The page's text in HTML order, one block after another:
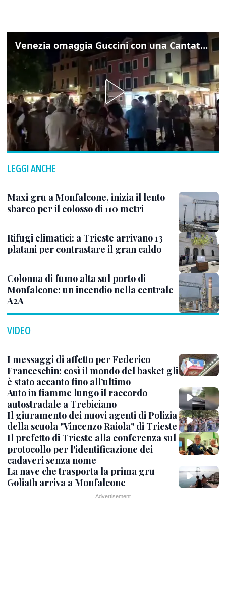
Venezia omaggia Guccini con una Cantata Anarchica in campo Santa Margherita
LEGGI ANCHE
Maxi gru a Monfalcone, inizia il lento
sbarco per il colosso di 110 metri
Rifugi climatici: a Trieste arrivano 13
platani per contrastare il gran caldo
Colonna di fumo alta sul porto di
Monfalcone: un incendio nella centrale
A2A
VIDEO
I messaggi di affetto per Federico
Franceschin: così il mondo del basket gli
è stato accanto fino all’ultimo
Auto in fiamme lungo il raccordo
autostradale a Trebiciano
Il giuramento dei nuovi agenti di Polizia
della scuola "Vincenzo Raiola" di Trieste
Il prefetto di Trieste alla conferenza sul
protocollo per l'identificazione dei
cadaveri senza nome
La nave che trasporta la prima gru
Goliath arriva a Monfalcone